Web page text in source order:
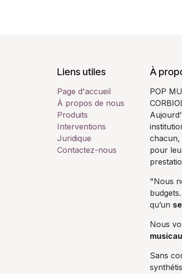
Liens utiles
Page d'accueil
À propos de nous
Produits
Interventions
Juridique
Contactez-nous
À
POP
chacun,
pour
"Nous
qu’un
Nous
Sans